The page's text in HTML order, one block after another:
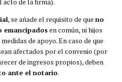
, se añade el requisito de que no
emancipados en común, ni hijos
de apoyo. En caso de que
afectados por el convenio (por
de ingresos propios), deben
ante el notario.